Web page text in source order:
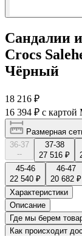
Сандалии
Crocs
Чёрный
18 216 ₽
16 394 ₽ с картой
Размерная
36-37
--
37-38
27 516 ₽
45-46
22 540 ₽
46-47
20 682 ₽
Характеристики
Описание
Где мы берем
Как происходит